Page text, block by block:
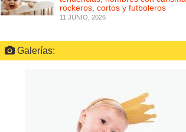
rockeros, cortos y futboleros
11 JUNIO, 2026
Galerías: